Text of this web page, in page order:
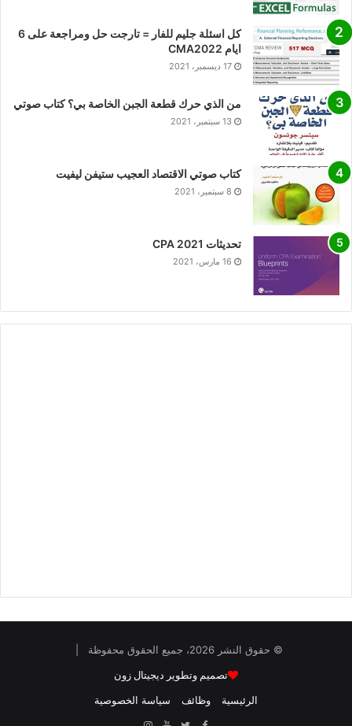
كل اسئلة جليم للفار = تارجت حل ومراجعة على 6
ايام CMA2022
17 ديسمبر، 2021
من الذي حرك قطعة الجبن الخاصة بي؟ كتاب صوتي
13 سبتمبر، 2021
كتاب صوتي الاقتصاد العجيب ستيفن ليفيت
8 سبتمبر، 2021
تحديثات CPA 2021
16 مارس، 2021
© حقوق النشر 2026، جميع الحقوق محفوظة |
تصميم وتطوير ديجيتال زون
الرئيسية وظائف سياسة الخصوصية